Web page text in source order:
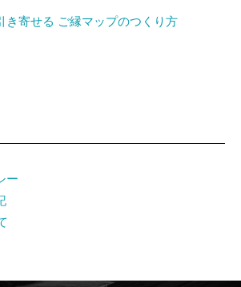
き寄せる ご縁マップのつくり方
ー